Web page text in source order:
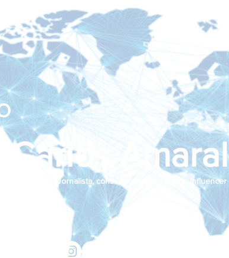
Carlos Amaral
Jornalista, consultor de empresas e influencer